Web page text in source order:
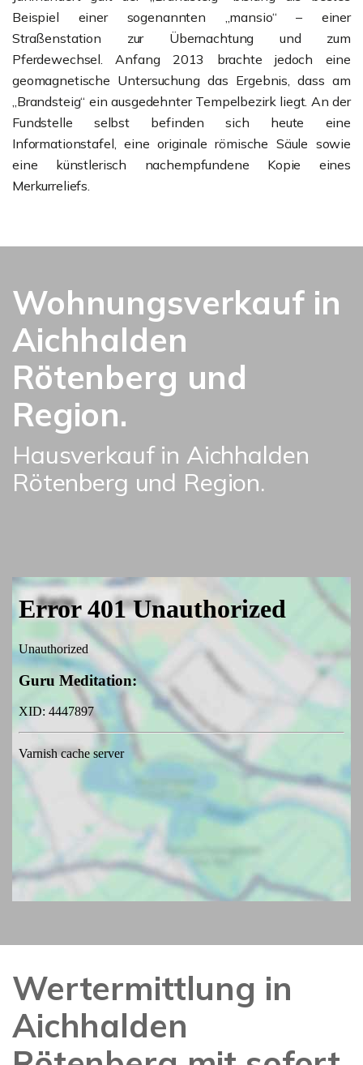
Beispiel einer sogenannten „mansio“ – einer
Straßenstation zur Übernachtung und zum
Pferdewechsel. Anfang 2013 brachte jedoch eine
geomagnetische Untersuchung das Ergebnis, dass am
„Brandsteig“ ein ausgedehnter Tempelbezirk liegt. An der
Fundstelle selbst befinden sich heute eine
Informationstafel, eine originale römische Säule sowie
eine künstlerisch nachempfundene Kopie eines
Merkurreliefs.
Wohnungsverkauf in
Aichhalden
Rötenberg und
Region.
Hausverkauf in Aichhalden
Rötenberg und Region.
Wertermittlung in
Aichhalden